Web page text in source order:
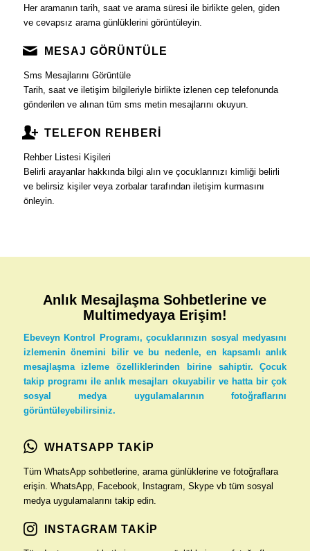
Her aramanın tarih, saat ve arama süresi ile birlikte gelen, giden
ve cevapsız arama günlüklerini görüntüleyin.
MESAJ GÖRÜNTÜLE
Sms Mesajlarını Görüntüle
Tarih, saat ve iletişim bilgileriyle birlikte izlenen cep telefonunda
gönderilen ve alınan tüm sms metin mesajlarını okuyun.
TELEFON REHBERİ
Rehber Listesi Kişileri
Belirli arayanlar hakkında bilgi alın ve çocuklarınızı kimliği belirli
ve belirsiz kişiler veya zorbalar tarafından iletişim kurmasını
önleyin.
Anlık Mesajlaşma Sohbetlerine ve
Multimedyaya Erişim!
Ebeveyn Kontrol Programı, çocuklarınızın sosyal medyasını
izlemenin önemini bilir ve bu nedenle, en kapsamlı anlık
mesajlaşma izleme özelliklerinden birine sahiptir. Çocuk
takip programı ile anlık mesajları okuyabilir ve hatta bir çok
sosyal medya uygulamalarının fotoğraflarını
görüntüleyebilirsiniz.
WHATSAPP TAKİP
Tüm WhatsApp sohbetlerine, arama günlüklerine ve fotoğraflara
erişin. WhatsApp, Facebook, Instagram, Skype vb tüm sosyal
medya uygulamalarını takip edin.
INSTAGRAM TAKİP